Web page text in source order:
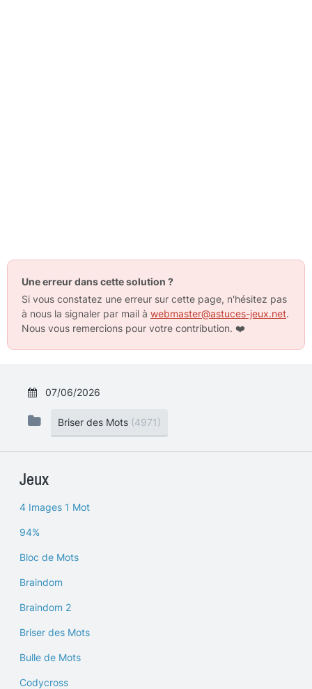
Une erreur dans cette solution ?
Si vous constatez une erreur sur cette page, n'hésitez pas
à nous la signaler par mail à webmaster@astuces-jeux.net.
Nous vous remercions pour votre contribution. ❤️
07/06/2026
Briser des Mots (4971)
Jeux
4 Images 1 Mot
94%
Bloc de Mots
Braindom
Braindom 2
Briser des Mots
Bulle de Mots
Codycross